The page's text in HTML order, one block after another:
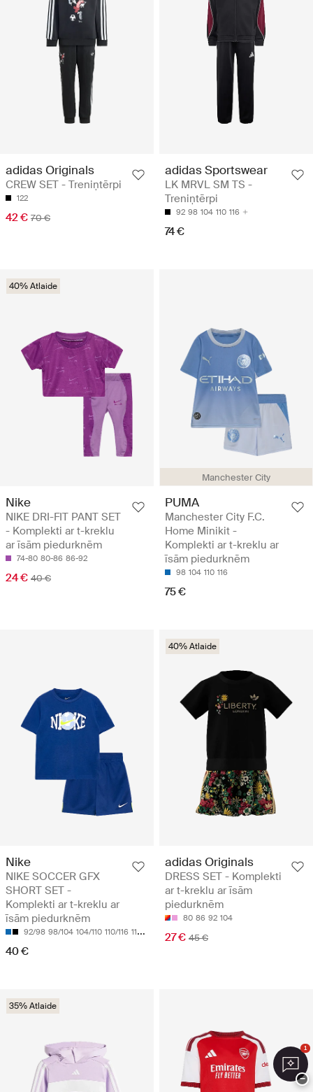
adidas Originals
CREW SET - Treniņtērpi
122
42 € 70 €
adidas Sportswear
LK MRVL SM TS -
Treniņtērpi
92 98 104 110 116
74 €
40% Atlaide
Nike
NIKE DRI-FIT PANT SET
- Komplekti ar t-kreklu
ar īsām piedurknēm
74-80 80-86 86-92
24 € 40 €
Manchester City
PUMA
Manchester City F.C.
Home Minikit -
Komplekti ar t-kreklu ar
īsām piedurknēm
98 104 110 116
75 €
Nike
NIKE SOCCER GFX
SHORT SET -
Komplekti ar t-kreklu ar
īsām piedurknēm
92/98 98/104 104/110 110/116 116/122
40 €
40% Atlaide
adidas Originals
DRESS SET - Komplekti
ar t-kreklu ar īsām
piedurknēm
80 86 92 104
27 € 45 €
35% Atlaide
1
−